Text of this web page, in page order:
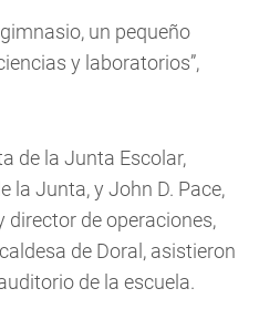
un pequeño
y laboratorios”,
de la Junta Escolar,
la Junta, y John D. Pace,
de operaciones,
de Doral, asistieron
de la escuela.